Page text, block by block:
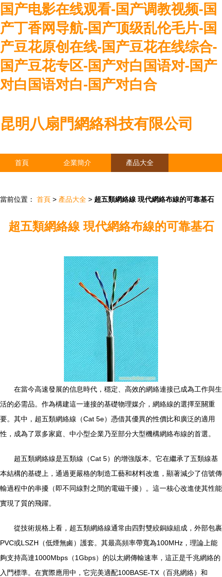
国产电影在线观看-国产调教视频-国
产丁香网导航-国产顶级乱伦毛片-国
产豆花原创在线-国产豆花在线综合-
国产豆花专区-国产对白国语对-国产
对白国语对白-国产对白合
昆明八扇門網絡科技有限公司
首頁 企業簡介 產品大全
當前位置： 首頁 > 產品大全 > 超五類網絡線 現代網絡布線的可靠基石
超五類網絡線 現代網絡布線的可靠基石
在當今高速發展的信息時代，穩定、高效的網絡連接已成為工作與生
活的必需品。作為構建這一連接的基礎物理媒介，網絡線的選擇至關重
要。其中，超五類網絡線（Cat 5e）憑借其優異的性價比和廣泛的適用
性，成為了眾多家庭、中小型企業乃至部分大型機構網絡布線的首選。
超五類網絡線是五類線（Cat 5）的增強版本。它在繼承了五類線基
本結構的基礎上，通過更嚴格的制造工藝和材料改進，顯著減少了信號傳
輸過程中的串擾（即不同線對之間的電磁干擾）。這一核心改進使其性能
實現了質的飛躍。
從技術規格上看，超五類網絡線通常由四對雙絞銅線組成，外部包裹
PVC或LSZH（低煙無鹵）護套。其最高頻率帶寬為100MHz，理論上能
夠支持高達1000Mbps（1Gbps）的以太網傳輸速率，這正是千兆網絡的
入門標準。在實際應用中，它完美適配100BASE-TX（百兆網絡）和